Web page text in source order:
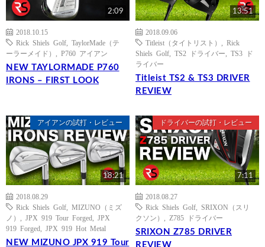
2:09
2018.10.15
Rick Shiels Golf
TaylorMade（テ
ーラーメイド）
P760 アイアン
NEW TAYLORMADE P760
IRONS – FIRST LOOK
13:51
2018.09.06
Titleist（タイトリスト）
Rick
Shiels Golf
TS2 ドライバー
TS3 ド
ライバー
Titleist TS2 & TS3 DRIVER
REVIEW
アイアンの試打・レビュー
18:21
2018.08.29
Rick Shiels Golf
MIZUNO（ミズ
ノ）
JPX 919 Tour Forged
JPX
919 Forged
JPX 919 Hot Metal
NEW MIZUNO JPX 919 Tour
ドライバーの試打・レビュー
7:11
2018.08.27
Rick Shiels Golf
SRIXON（スリ
クソン）
Z785 ドライバー
SRIXON Z785 DRIVER
REVIEW